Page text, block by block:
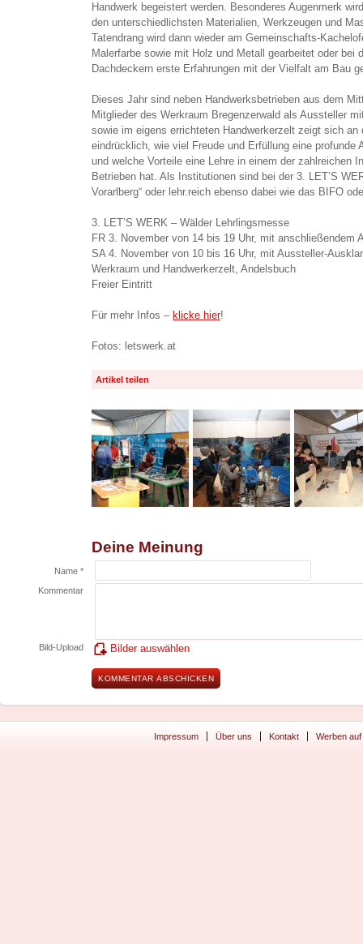
Handwerk begeistert werden. Besonderes Augenmerk
den unterschiedlichsten Materialien, Werkzeugen und
Tatendrang wird dann wieder am Gemeinschafts-
Malerfarbe sowie mit Holz und Metall gearbeitet oder bei
Dachdeckern erste Erfahrungen mit der Vielfalt am Bau
Dieses Jahr sind neben Handwerksbetrieben aus dem
Mitglieder des Werkraum Bregenzerwald als Aussteller
sowie im eigens errichteten Handwerkerzelt zeigt sich an
eindrücklich, wie viel Freude und Erfüllung eine profunde
und welche Vorteile eine Lehre in einem der zahlreichen
Betrieben hat. Als Institutionen sind bei der 3. LET’S
Vorarlberg“ oder lehr.reich ebenso dabei wie das BIFO
3. LET’S WERK – Wälder Lehrlingsmesse
FR 3. November von 14 bis 19 Uhr, mit anschließendem
SA 4. November von 10 bis 16 Uhr, mit Aussteller-
Werkraum und Handwerkerzelt, Andelsbuch
Freier Eintritt
Für mehr Infos – klicke hier!
Fotos: letswerk.at
Artikel teilen
Deine Meinung
Name *
Kommentar
Bild-Upload Bilder auswählen
Impressum Über uns Kontakt Werben